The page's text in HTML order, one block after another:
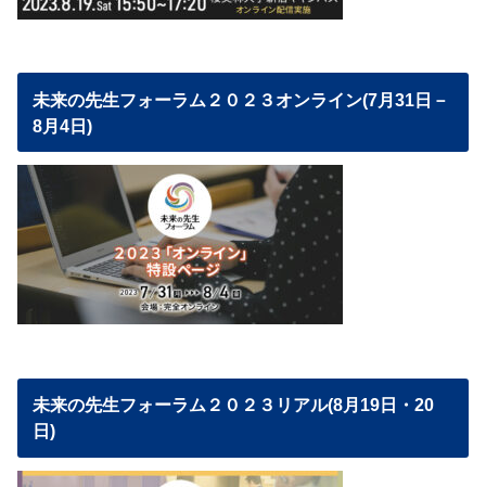
未来の先生フォーラム２０２３オンライン(7月31日－
8月4日)
未来の先生フォーラム２０２３リアル(8月19日・20
日)